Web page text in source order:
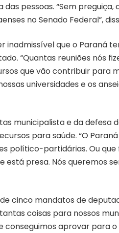
pessoas. “Sem
no Senado Federal”,
inadmissível que o Paraná
“Quantas reuniões nós
que vão contribuir para
universidades e os
municipalista e da defesa
para saúde. “O
político-partidárias. Ou
está presa. Nós queremos
cinco mandatos de
coisas para nossos
conseguimos aprovar para